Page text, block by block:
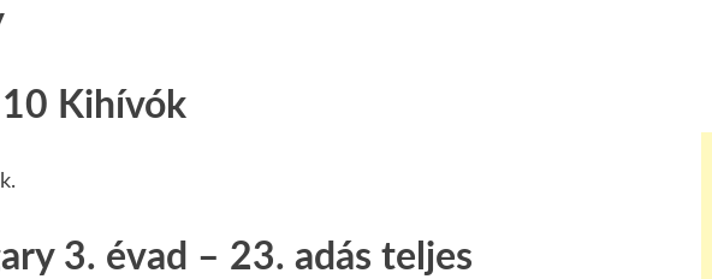
Kihívók
3. évad – 23. adás teljes